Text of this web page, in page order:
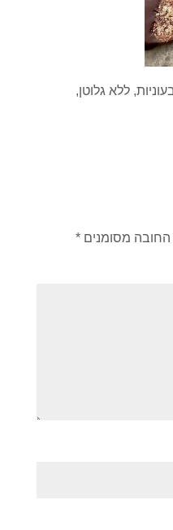
ללא גלוטן,
מסומנים *